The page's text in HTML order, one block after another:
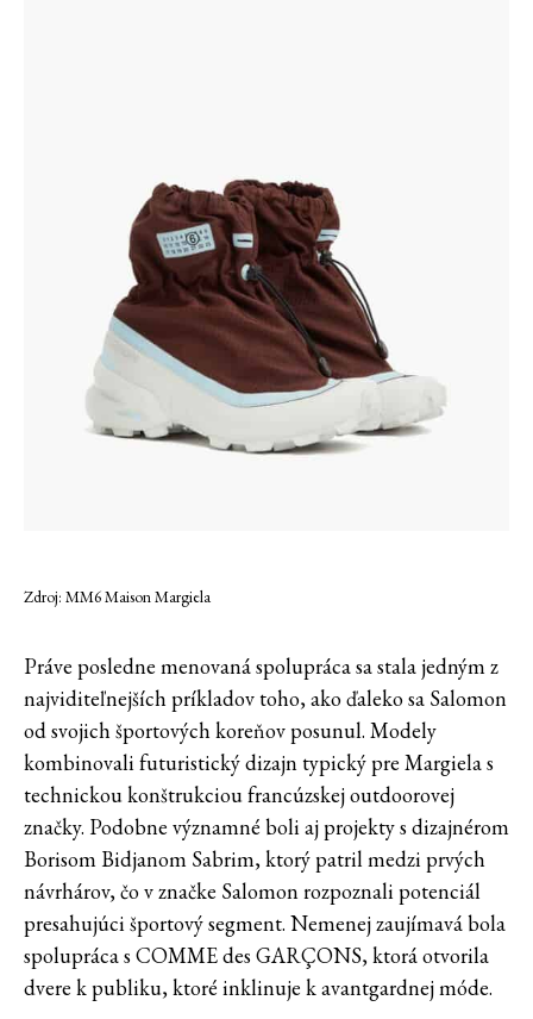
Zdroj: MM6 Maison Margiela
Práve posledne menovaná spolupráca sa stala jedným z
najviditeľnejších príkladov toho, ako ďaleko sa Salomon
od svojich športových koreňov posunul. Modely
kombinovali futuristický dizajn typický pre Margiela s
technickou konštrukciou francúzskej outdoorovej
značky. Podobne významné boli aj projekty s dizajnérom
Borisom Bidjanom Sabrim, ktorý patril medzi prvých
návrhárov, čo v značke Salomon rozpoznali potenciál
presahujúci športový segment. Nemenej zaujímavá bola
spolupráca s COMME des GARÇONS, ktorá otvorila
dvere k publiku, ktoré inklinuje k avantgardnej móde.